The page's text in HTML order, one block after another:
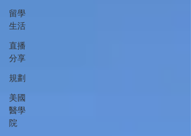
留學
生活
直播
分享
規劃
美國
醫學
院